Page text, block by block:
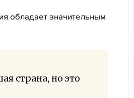
обладает значительным
страна, но это